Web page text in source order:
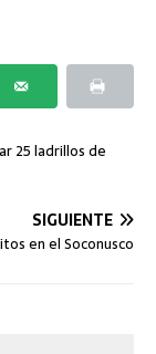
25 ladrillos de
SIGUIENTE
en el Soconusco